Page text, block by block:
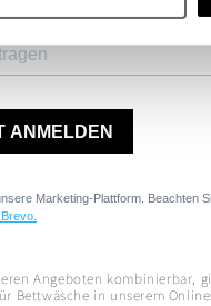
Angeboten kombinierbar,
Bettwäsche in unserem